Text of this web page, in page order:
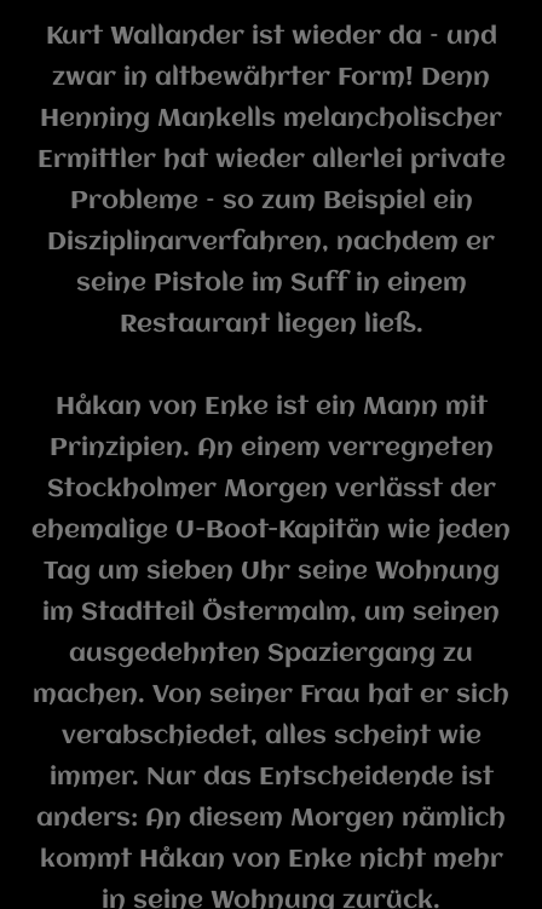
Kurt Wallander ist wieder da – und
zwar in altbewährter Form! Denn
Henning Mankells melancholischer
Ermittler hat wieder allerlei private
Probleme – so zum Beispiel ein
Disziplinarverfahren, nachdem er
seine Pistole im Suff in einem
Restaurant liegen ließ.
Håkan von Enke ist ein Mann mit
Prinzipien. An einem verregneten
Stockholmer Morgen verlässt der
ehemalige U-Boot-Kapitän wie jeden
Tag um sieben Uhr seine Wohnung
im Stadtteil Östermalm, um seinen
ausgedehnten Spaziergang zu
machen. Von seiner Frau hat er sich
verabschiedet, alles scheint wie
immer. Nur das Entscheidende ist
anders: An diesem Morgen nämlich
kommt Håkan von Enke nicht mehr
in seine Wohnung zurück.